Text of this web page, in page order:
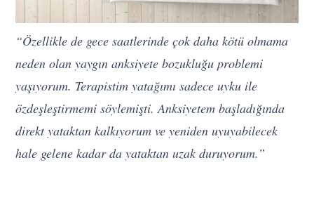
“Özellikle de gece saatlerinde çok daha kötü olmama
neden olan yaygın anksiyete bozukluğu problemi
yaşıyorum. Terapistim yatağımı sadece uyku ile
özdeşleştirmemi söylemişti. Anksiyetem başladığında
direkt yataktan kalkıyorum ve yeniden uyuyabilecek
hale gelene kadar da yataktan uzak duruyorum.”